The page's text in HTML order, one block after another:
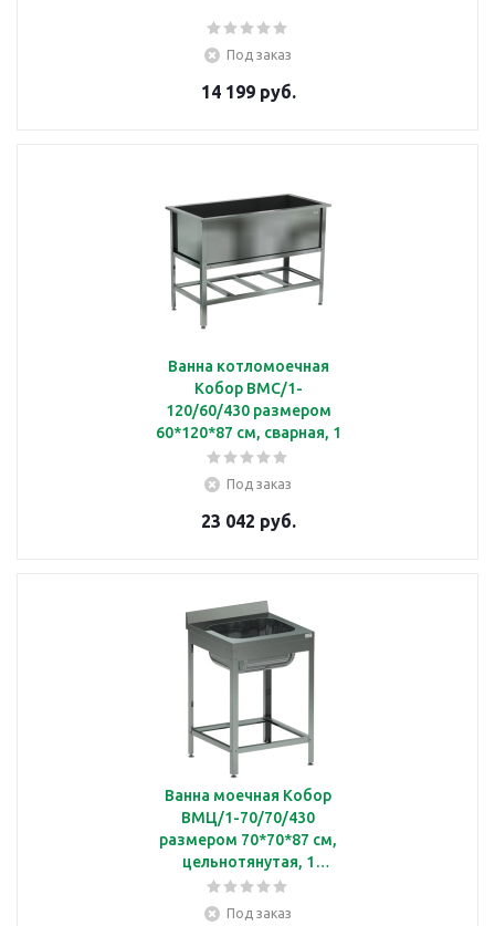
Под заказ
14 199 руб.
Ванна котломоечная
Кобор ВМС/1-
120/60/430 размером
60*120*87 см, сварная, 1
секционная, без борта
Под заказ
23 042 руб.
Ванна моечная Кобор
ВМЦ/1-70/70/430
размером 70*70*87 см,
цельнотянутая, 1
секционная, борт
Под заказ